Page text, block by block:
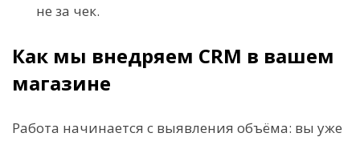
не за чек.
Как мы внедряем CRM в вашем
магазине
Работа начинается с выявления объёма: вы уже